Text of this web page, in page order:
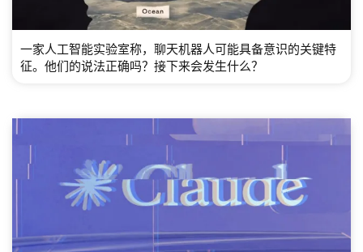
一家人工智能实验室称，聊天机器人可能具备意识的关键特
征。他们的说法正确吗？接下来会发生什么？